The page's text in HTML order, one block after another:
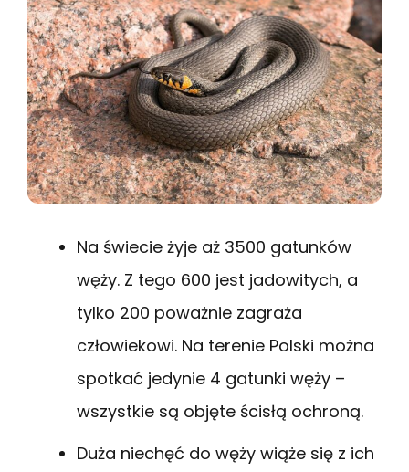
Na świecie żyje aż 3500 gatunków
węży. Z tego 600 jest jadowitych, a
tylko 200 poważnie zagraża
człowiekowi. Na terenie Polski można
spotkać jedynie 4 gatunki węży –
wszystkie są objęte ścisłą ochroną.
Duża niechęć do węży wiąże się z ich